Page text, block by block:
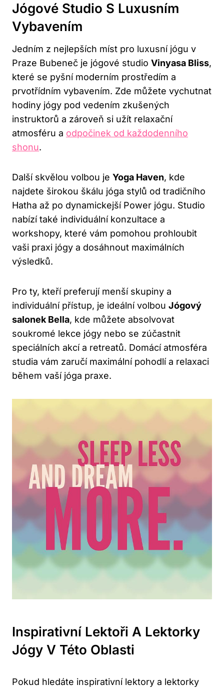
Jógové Studio S Luxusním
Vybavením
Jedním z nejlepších míst pro luxusní jógu v
Praze Bubeneč je jógové studio Vinyasa Bliss,
které se pyšní moderním prostředím a
prvotřídním vybavením. Zde můžete vychutnat
hodiny jógy pod vedením zkušených
instruktorů a zároveň si užít relaxační
atmosféru a odpočinek od každodenního
shonu.
Další skvělou volbou je Yoga Haven, kde
najdete širokou škálu jóga stylů od tradičního
Hatha až po dynamickejší Power jógu. Studio
nabízí také individuální konzultace a
workshopy, které vám pomohou prohloubit
vaši praxi jógy a dosáhnout maximálních
výsledků.
Pro ty, kteří preferují menší skupiny a
individuální přístup, je ideální volbou Jógový
salonek Bella, kde můžete absolvovat
soukromé lekce jógy nebo se zúčastnit
speciálních akcí a retreatů. Domácí atmosféra
studia vám zaručí maximální pohodlí a relaxaci
během vaší jóga praxe.
Inspirativní Lektoři A Lektorky
Jógy V Této Oblasti
Pokud hledáte inspirativní lektory a lektorky